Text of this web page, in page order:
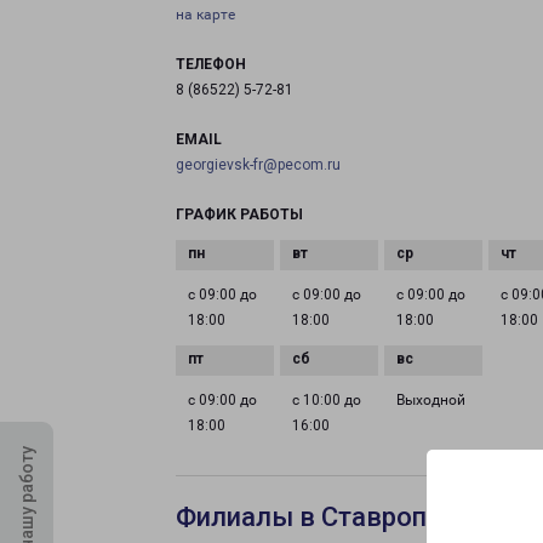
на карте
ТЕЛЕФОН
8 (86522) 5-72-81
EMAIL
georgievsk-fr@pecom.ru
ГРАФИК РАБОТЫ
с 09:00 до
18:00
с 09:00 до
18:00
с 09:00 до
18:00
с
18:00
с 09:00 до
18:00
с 10:00 до
16:00
Выходной
Филиалы в Ставрополе